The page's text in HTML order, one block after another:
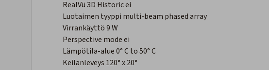
RealVü 3D Historic ei
Luotaimen tyyppi multi-beam phased array
Virrankäyttö 9 W
Perspective mode ei
Lämpötila-alue 0° C to 50° C
Keilanleveys 120° x 20°